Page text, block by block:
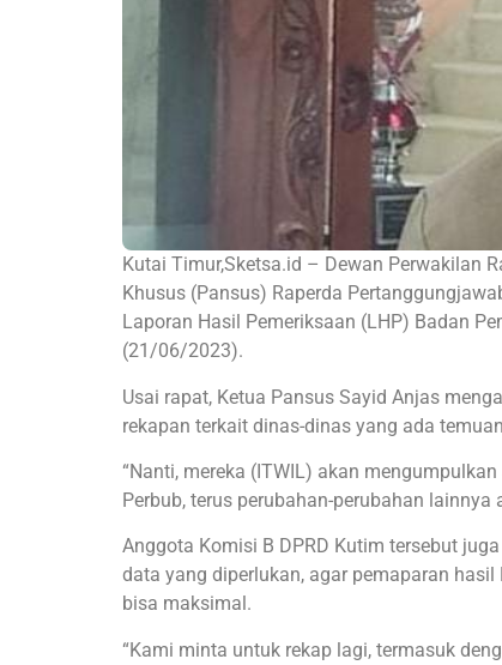
Kutai Timur,Sketsa.id – Dewan Perwakilan
Khusus (Pansus) Raperda
Laporan Hasil Pemeriksaan (LHP) Badan
(21/06/2023).
Usai rapat, Ketua Pansus Sayid Anjas
rekapan terkait dinas-dinas yang ada
“Nanti, mereka (ITWIL) akan
Perbub, terus perubahan-perubahan
Anggota Komisi B DPRD Kutim tersebut
data yang diperlukan, agar pemaparan
bisa maksimal.
“Kami minta untuk rekap lagi, termasuk